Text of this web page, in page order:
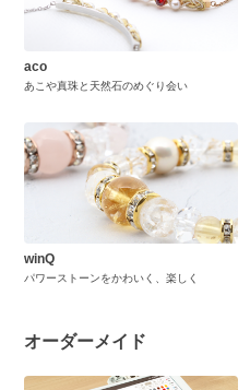
aco
あこや真珠と天然石のめぐり会い
winQ
パワーストーンをかわいく、楽しく
オーダーメイド